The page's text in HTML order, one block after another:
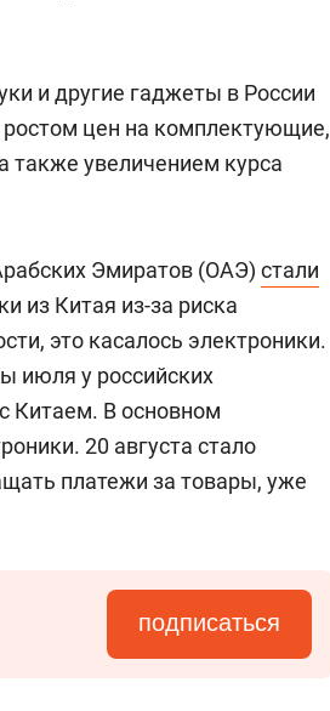
и другие гаджеты в России
ростом цен на комплектующие,
также увеличением курса
Эмиратов (ОАЭ) стали
из Китая из-за риска
это касалось электроники.
июля у российских
Китаем. В основном
20 августа стало
платежи за товары, уже
подписаться